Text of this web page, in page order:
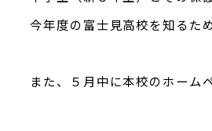
今年度の富士見高校を知るた
また、５月中に本校のホーム